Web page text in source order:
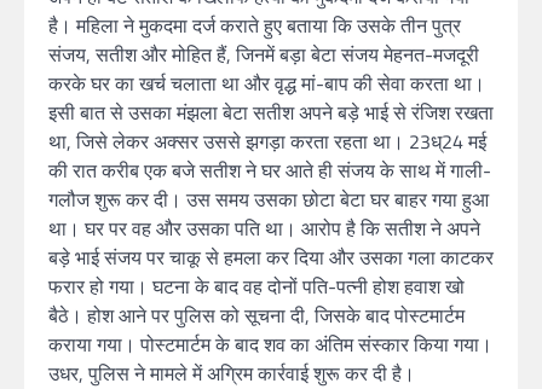
है। महिला ने मुकदमा दर्ज कराते हुए बताया कि उसके तीन पुत्र
संजय, सतीश और मोहित हैं, जिनमें बड़ा बेटा संजय मेहनत-मजदूरी
करके घर का खर्च चलाता था और वृद्ध मां-बाप की सेवा करता था।
इसी बात से उसका मंझला बेटा सतीश अपने बड़े भाई से रंजिश रखता
था, जिसे लेकर अक्सर उससे झगड़ा करता रहता था। 23ध्24 मई
की रात करीब एक बजे सतीश ने घर आते ही संजय के साथ में गाली-
गलौज शुरू कर दी। उस समय उसका छोटा बेटा घर बाहर गया हुआ
था। घर पर वह और उसका पति था। आरोप है कि सतीश ने अपने
बड़े भाई संजय पर चाकू से हमला कर दिया और उसका गला काटकर
फरार हो गया। घटना के बाद वह दोनों पति-पत्नी होश हवाश खो
बैठे। होश आने पर पुलिस को सूचना दी, जिसके बाद पोस्टमार्टम
कराया गया। पोस्टमार्टम के बाद शव का अंतिम संस्कार किया गया।
उधर, पुलिस ने मामले में अग्रिम कार्रवाई शुरू कर दी है।